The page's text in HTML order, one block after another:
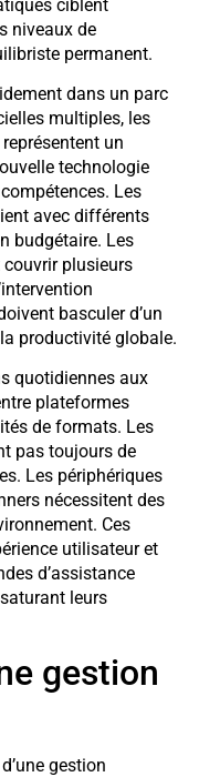
ciblent
niveaux de
permanent.
dans un parc
multiples, les
un
technologie
Les
avec différents
budgétaire. Les
plusieurs
basculer d’un
productivité globale.
quotidiennes aux
plateformes
de formats. Les
pas toujours de
Les périphériques
nécessitent des
Ces
utilisateur et
d’assistance
leurs
gestion
gestion